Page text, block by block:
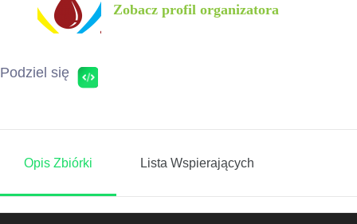
Zobacz profil organizatora
Podziel się
Opis Zbiórki Lista Wspierających